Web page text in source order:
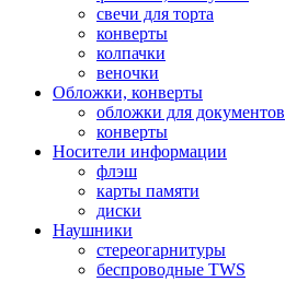
свечи для торта
конверты
колпачки
веночки
Обложки, конверты
обложки для документов
конверты
Носители информации
флэш
карты памяти
диски
Наушники
стереогарнитуры
беспроводные TWS